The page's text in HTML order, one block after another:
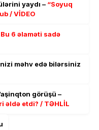
yaydı – “Soyuq
/ VİDEO
Bu 6 əlaməti sadə
məhv edə bilərsiniz
görüşü –
əldə etdi? / TƏHLİL